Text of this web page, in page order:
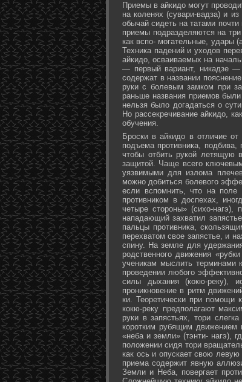
Приемы в айкидо могут
на коленях (сувари-вадза) и
обычай сидеть на татами
приемы подразделяются на
как вспо- могательные, удары
Техника падений и уходов
айкидо, осваиваемых на
— первый вариант, никадзе
содержат в названии
руки с болевым замком при
раньше названия приемов
нельзя было догадаться о
Но рассекречивание айкидо,
обучения.
Броски в айкидо в отличие
подъема противника,
чтобы отбить рукой летящую
защитой. Чаще всего
уязвимыми для излома
можно добиться болевого
если вспомнить, что на поле
противником в доспехах,
четыре стороны» (сихо-нагэ),
нападающий захватил
пальцы противника,
перехватом свое запястье, и
спину. На земле для
родственного движения
ученикам мыслить терминами
проведении любого
силы дыхания (кокю-реку),
проникновение в ритм
ки. Теоретически при помощи
кокю-реку предполагают
руки в запястьях, тори
коротким рубящим движением
«неба и земли» (тэнти- нагэ),
положении сидя тори
как ось и опускает свою
приема содержит явную
Земли и Неба, повергает